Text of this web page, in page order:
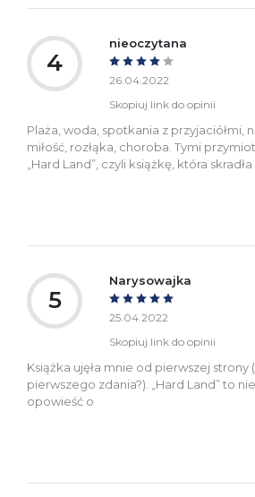
4
nieoczytana
26.04.2022
Skopiuj link do opinii
Plaża, woda, spotkania z przyjaciółmi,
miłość, rozłąka, choroba. Tymi
„Hard Land”, czyli książkę, która skradła
5
Narysowajka
25.04.2022
Skopiuj link do opinii
Książka ujęła mnie od pierwszej
pierwszego zdania?). „Hard Land” to
opowieść o